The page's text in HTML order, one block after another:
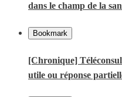
dans le champ de la
Bookmark
[Chronique]
utile ou réponse